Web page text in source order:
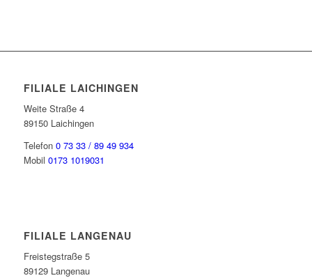
FILIALE LAICHINGEN
Weite Straße 4
89150 Laichingen
Telefon 0 73 33 / 89 49 934
Mobil 0173 1019031
FILIALE LANGENAU
Freistegstraße 5
89129 Langenau